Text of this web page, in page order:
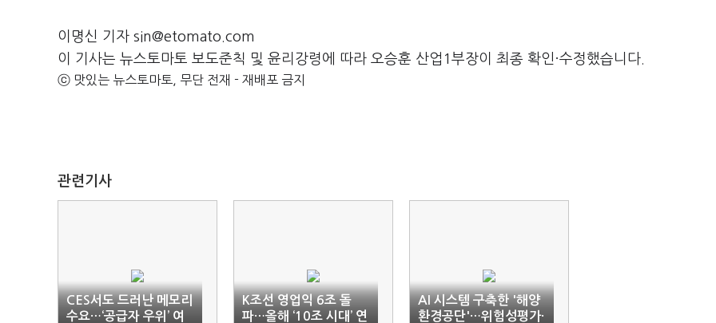
이명신 기자 sin@etomato.com
이 기사는 뉴스토마토 보도준칙 및 윤리강령에 따라 오승훈 산업1부장이 최종 확인·수정했습니다.
ⓒ 맛있는 뉴스토마토, 무단 전재 - 재배포 금지
관련기사
CES서도 드러난 메모리
수요…‘공급자 우위’ 여
K조선 영업익 6조 돌
파…올해 ‘10조 시대’ 연
AI 시스템 구축한 '해양
환경공단'…위험성평가·